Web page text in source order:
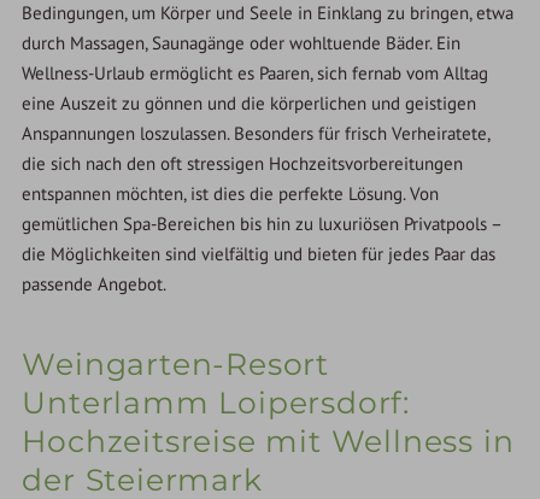
Bedingungen, um Körper und Seele in Einklang zu bringen, etwa
durch Massagen, Saunagänge oder wohltuende Bäder. Ein
Wellness-Urlaub ermöglicht es Paaren, sich fernab vom Alltag
eine Auszeit zu gönnen und die körperlichen und geistigen
Anspannungen loszulassen. Besonders für frisch Verheiratete,
die sich nach den oft stressigen Hochzeitsvorbereitungen
entspannen möchten, ist dies die perfekte Lösung. Von
gemütlichen Spa-Bereichen bis hin zu luxuriösen Privatpools –
die Möglichkeiten sind vielfältig und bieten für jedes Paar das
passende Angebot.
Weingarten-Resort
Unterlamm Loipersdorf:
Hochzeitsreise mit Wellness in
der Steiermark